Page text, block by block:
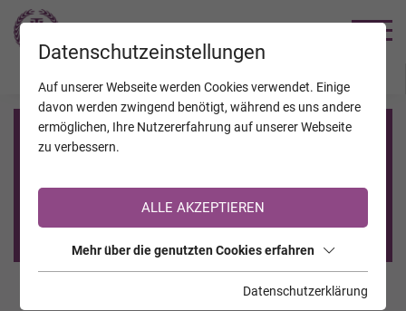
Registrierung auf TrauerHilfe.it
Sie sind noch nicht auf TrauerHilfe.it registriert?
>> zur kostenlosen Registrierung <<
Datenschutzeinstellungen
Auf unserer Webseite werden Cookies verwendet. Einige
davon werden zwingend benötigt, während es uns andere
ermöglichen, Ihre Nutzererfahrung auf unserer Webseite
zu verbessern.
ALLE AKZEPTIEREN
Mehr über die genutzten Cookies erfahren
Datenschutzerklärung
JAHRESTAGE KALENDER VERSTORBENE